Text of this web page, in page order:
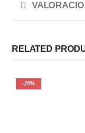
RELATED
-20%